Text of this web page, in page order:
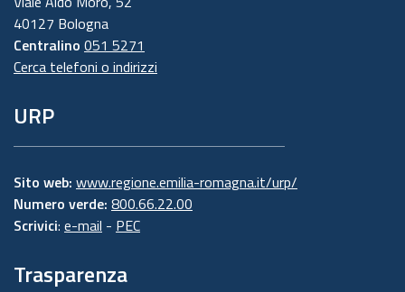
40127 Bologna
Centralino 051 5271
Cerca telefoni o indirizzi
URP
Sito web: www.regione.emilia-romagna.it/urp/
Numero verde: 800.66.22.00
Scrivici: e-mail - PEC
Trasparenza